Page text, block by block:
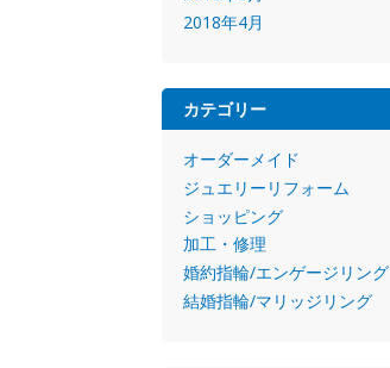
2018年4月
カテゴリー
オーダーメイド
ジュエリーリフォーム
ショッピング
加工・修理
婚約指輪/エンゲージリング
結婚指輪/マリッジリング